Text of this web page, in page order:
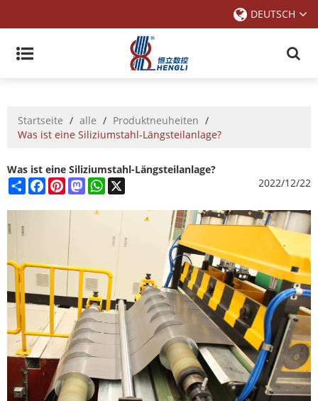
DEUTSCH
Startseite / alle / Produktneuheiten /
Was ist eine Siliziumstahl-Längsteilanlage?
Was ist eine Siliziumstahl-Längsteilanlage?
ShareFacebook
PinterestMastodonWhatsApp 2022/12/22